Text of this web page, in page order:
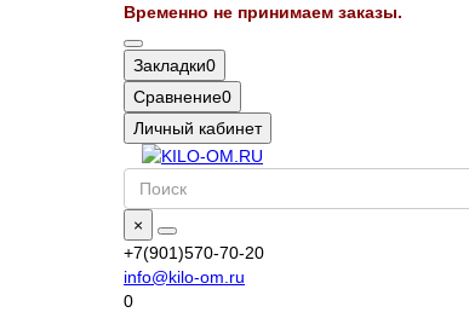
Временно не принимаем заказы.
Закладки0
Сравнение0
Личный кабинет
×
+7(901)570-70-20
info@kilo-om.ru
0